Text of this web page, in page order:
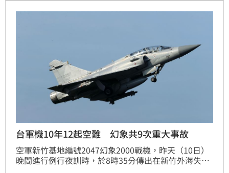
台軍機10年12起空難 幻象共9次重大事故
空軍新竹基地編號2047幻象2000戰機，昨天（10日）
晚間進行例行夜訓時，於8時35分傳出在新竹外海失